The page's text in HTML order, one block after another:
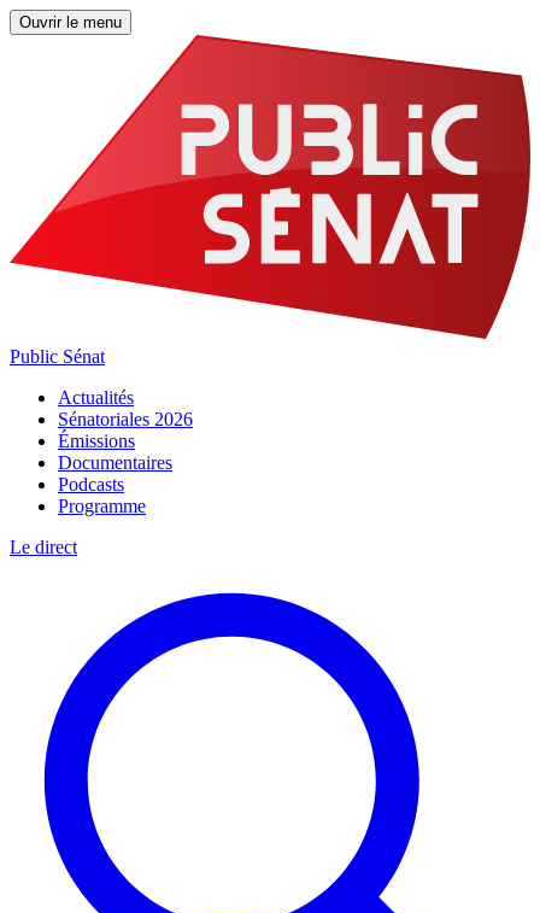
Ouvrir le menu
Public Sénat
Actualités
Sénatoriales 2026
Émissions
Documentaires
Podcasts
Programme
Le direct